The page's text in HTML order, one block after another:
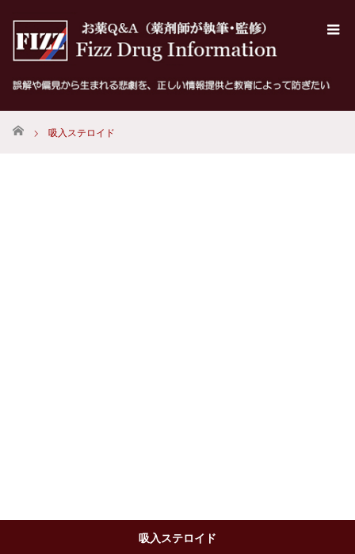
ホーム 吸入ステロイド
吸入ステロイド